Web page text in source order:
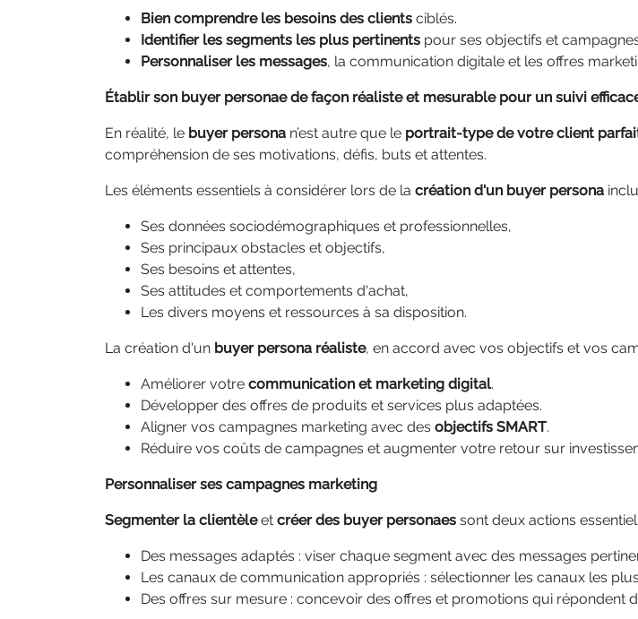
Bien comprendre les besoins des clients ciblés.
Identifier les segments les plus pertinents pour ses objectifs et
Personnaliser les messages, la communication digitale et les offres
Établir son buyer personae de façon réaliste et mesurable pour un suivi
En réalité, le buyer persona n’est autre que le portrait-type de votre client
compréhension de ses motivations, défis, buts et attentes.
Les éléments essentiels à considérer lors de la création d'un buyer persona
Ses données sociodémographiques et professionnelles,
Ses principaux obstacles et objectifs,
Ses besoins et attentes,
Ses attitudes et comportements d'achat,
Les divers moyens et ressources à sa disposition.
La création d'un buyer persona réaliste, en accord avec vos objectifs et vos
Améliorer votre communication et marketing digital.
Développer des offres de produits et services plus adaptées.
Aligner vos campagnes marketing avec des objectifs SMART.
Réduire vos coûts de campagnes et augmenter votre retour sur
Personnaliser ses campagnes marketing
Segmenter la clientèleet créer des buyer personaes sont deux actions
Des messages adaptés : viser chaque segment avec des messages
Les canaux de communication appropriés : sélectionner les canaux les
Des offres sur mesure : concevoir des offres et promotions qui répondent